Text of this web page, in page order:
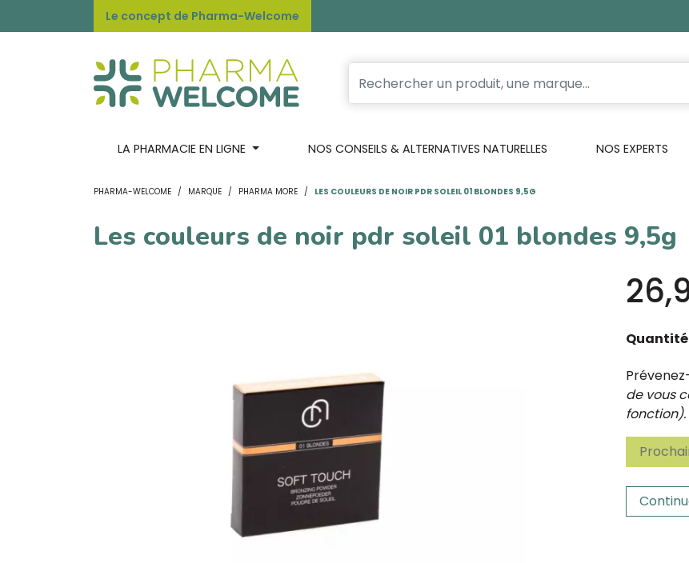
Le concept de Pharma-Welcome
LA PHARMACIE EN LIGNE NOS CONSEILS & ALTERNATIVES NATURELLES NOS EXPERTS
PHARMA-WELCOME MARQUE PHARMA MORE LES COULEURS DE NOIR PDR SOLEIL 01 BLONDES 9,5G
Les couleurs de noir pdr soleil 01 blondes 9,5g
Quantité
de vous
fonction).